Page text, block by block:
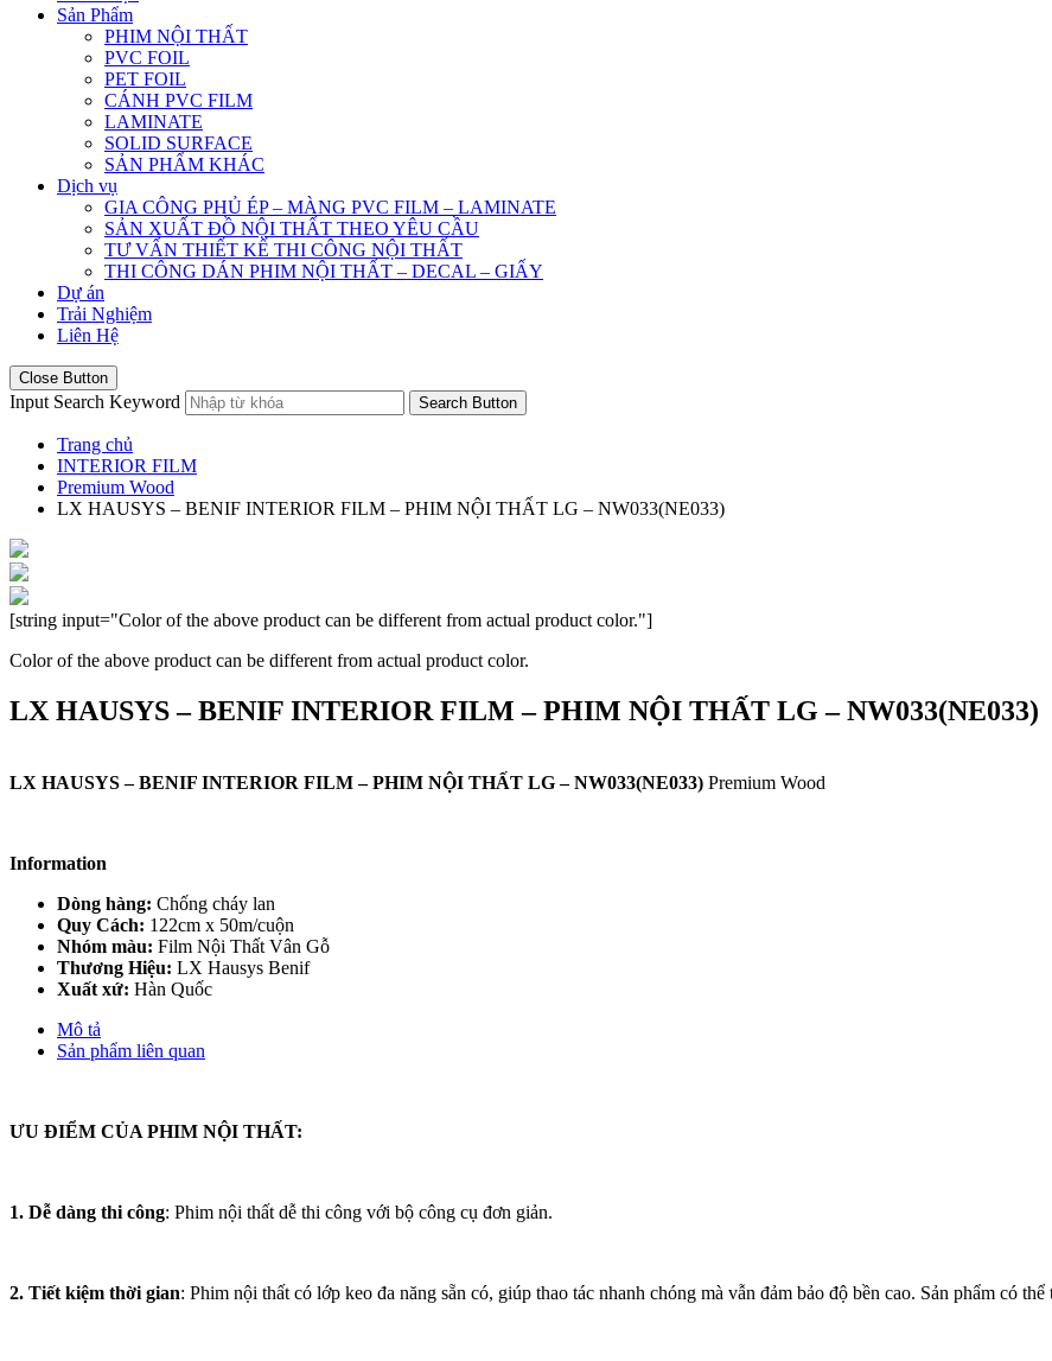
Sản Phẩm
PHIM NỘI THẤT
PVC FOIL
PET FOIL
CÁNH PVC FILM
LAMINATE
SOLID SURFACE
SẢN PHẨM KHÁC
Dịch vụ
GIA CÔNG PHỦ ÉP – MÀNG PVC FILM – LAMINATE
SẢN XUẤT ĐỒ NỘI THẤT THEO YÊU CẦU
TƯ VẤN THIẾT KẾ THI CÔNG NỘI THẤT
THI CÔNG DÁN PHIM NỘI THẤT – DECAL – GIẤY
Dự án
Trải Nghiệm
Liên Hệ
Close Button
Input Search Keyword Search Button
Trang chủ
INTERIOR FILM
Premium Wood
LX HAUSYS – BENIF INTERIOR FILM – PHIM NỘI THẤT LG – NW033(NE033)
[string input="Color of the above product can be different from actual product color."]
Color of the above product can be different from actual product color.
LX HAUSYS – BENIF INTERIOR FILM – PHIM NỘI THẤT LG – NW033(NE033)
LX HAUSYS – BENIF INTERIOR FILM – PHIM NỘI THẤT LG – NW033(NE033) Premium Wood
Information
Dòng hàng: Chống cháy lan
Quy Cách: 122cm x 50m/cuộn
Nhóm màu: Film Nội Thất Vân Gỗ
Thương Hiệu: LX Hausys Benif
Xuất xứ: Hàn Quốc
Mô tả
Sản phẩm liên quan
ƯU ĐIỂM CỦA PHIM NỘI THẤT:
1. Dễ dàng thi công: Phim nội thất dễ thi công với bộ công cụ đơn giản.
2. Tiết kiệm thời gian: Phim nội thất có lớp keo đa năng sẵn có, giúp thao tác nhanh chóng mà vẫn đảm bảo độ bền cao. Sản phẩm có